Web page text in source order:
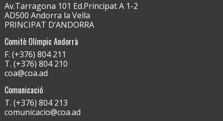
Av.Tarragona 101 Ed.Principat A 1-2
AD500 Andorra la Vella
PRINCIPAT D’ANDORRA
Comitè Olímpic Andorrà
F. (+376) 804 211
T. (+376) 804 210
coa@coa.ad
Comunicació
T. (+376) 804 213
comunicacio@coa.ad